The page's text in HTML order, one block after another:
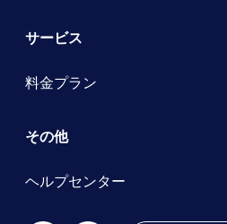
サービス
料金プラン
その他
ヘルプセンター